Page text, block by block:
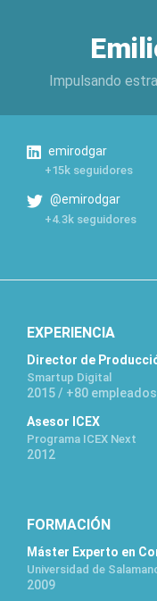
Impulsando
emirodgar
+15k seguidores
@emirodgar
+4.3k seguidores
EXPERIENCIA
Director de
Smartup Digital
2015 / +80 empleados
Asesor ICEX
Programa ICEX Next
2012
FORMACIÓN
Máster Experto en
Universidad de
2009